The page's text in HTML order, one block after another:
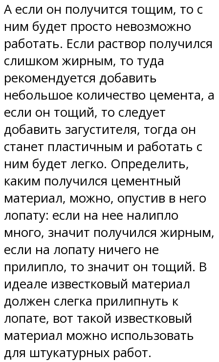
А если он получится тощим, то с
ним будет просто невозможно
работать. Если раствор получился
слишком жирным, то туда
рекомендуется добавить
небольшое количество цемента, а
если он тощий, то следует
добавить загустителя, тогда он
станет пластичным и работать с
ним будет легко. Определить,
каким получился цементный
материал, можно, опустив в него
лопату: если на нее налипло
много, значит получился жирным,
если на лопату ничего не
прилипло, то значит он тощий. В
идеале известковый материал
должен слегка прилипнуть к
лопате, вот такой известковый
материал можно использовать
для штукатурных работ.